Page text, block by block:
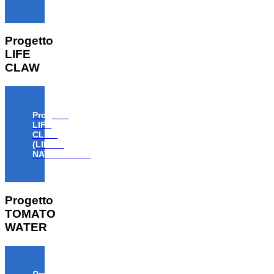
Progetto
LIFE
CLAW
Progetto
LIFE
CLAW
(LIFE18
NAT/IT/000806)
Progetto
TOMATO
WATER